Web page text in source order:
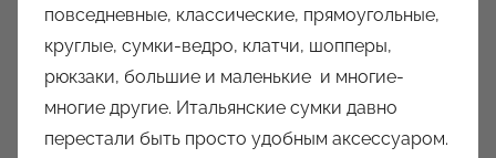
м
a
u
k
c
повседневные, классические, прямоугольные,
круглые, сумки-ведро, клатчи, шопперы,
рюкзаки, большие и маленькие и многие-
многие другие. Итальянские сумки давно
перестали быть просто удобным аксессуаром.